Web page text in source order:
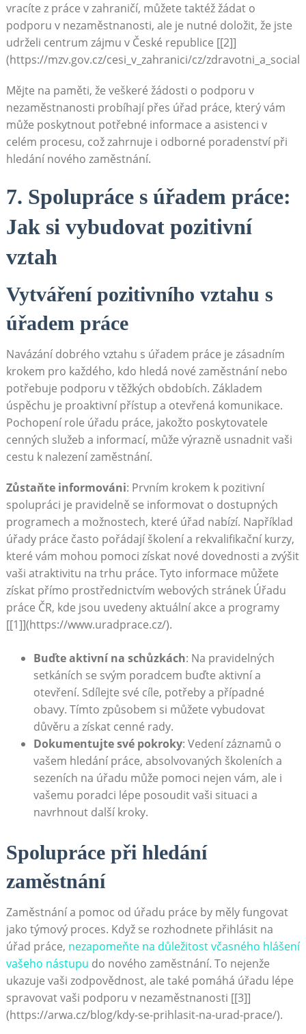
vracíte z práce v zahraničí, můžete taktéž žádat o
podporu v nezaměstnanosti, ale je nutné doložit, že jste
udrželi centrum zájmu v České republice [[2]]
(https://mzv.gov.cz/cesi_v_zahranici/cz/
Mějte na paměti, že veškeré žádosti o podporu v
nezaměstnanosti probíhají přes úřad práce, který vám
může poskytnout potřebné informace a asistenci v
celém procesu, což zahrnuje i odborné poradenství při
hledání nového zaměstnání.
7. Spolupráce s úřadem práce:
Jak si vybudovat pozitivní
vztah
Vytváření pozitivního vztahu s
úřadem práce
Navázání dobrého vztahu s úřadem práce je zásadním
krokem pro každého, kdo hledá nové zaměstnání nebo
potřebuje podporu v těžkých obdobích. Základem
úspěchu je proaktivní přístup a otevřená komunikace.
Pochopení role úřadu práce, jakožto poskytovatele
cenných služeb a informací, může výrazně usnadnit vaši
cestu k nalezení zaměstnání.
Zůstaňte informováni: Prvním krokem k pozitivní
spolupráci je pravidelně se informovat o dostupných
programech a možnostech, které úřad nabízí. Například
úřady práce často pořádají školení a rekvalifikační kurzy,
které vám mohou pomoci získat nové dovednosti a zvýšit
vaši atraktivitu na trhu práce. Tyto informace můžete
získat přímo prostřednictvím webových stránek Úřadu
práce ČR, kde jsou uvedeny aktuální akce a programy
[[1]](https://www.uradprace.cz/).
Buďte aktivní na schůzkách: Na pravidelných
setkáních se svým poradcem buďte aktivní a
otevření. Sdílejte své cíle, potřeby a případné
obavy. Tímto způsobem si můžete vybudovat
důvěru a získat cenné rady.
Dokumentujte své pokroky: Vedení záznamů o
vašem hledání práce, absolvovaných školeních a
sezeních na úřadu může pomoci nejen vám, ale i
vašemu poradci lépe posoudit vaši situaci a
navrhnout další kroky.
Spolupráce při hledání
zaměstnání
Zaměstnání a pomoc od úřadu práce by měly fungovat
jako týmový proces. Když se rozhodnete přihlásit na
úřad práce, nezapomeňte na důležitost včasného hlášení
vašeho nástupu do nového zaměstnání. To nejenže
ukazuje vaši zodpovědnost, ale také pomáhá úřadu lépe
spravovat vaši podporu v nezaměstnanosti [[3]]
(https://arwa.cz/blog/kdy-se-prihlasit-na-urad-prace/).